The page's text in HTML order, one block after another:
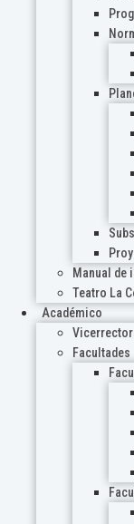
Manual de
Teatro La
Académico
Facultades